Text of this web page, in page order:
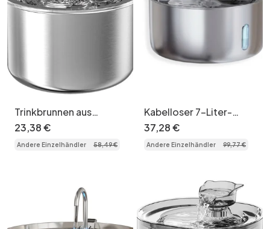
Trinkbrunnen aus
Edelstahl für Katzen und
kleine Hunde - Modellnr.
WF150
23,38€
Andere Einzelhändler 58,49€
Kabelloser 7-Liter-
Trinkbrunnen aus
Edelstahl für Hunde und
Katzen - Modellnr.
37,28€
Andere Einzelhändler 99,77€